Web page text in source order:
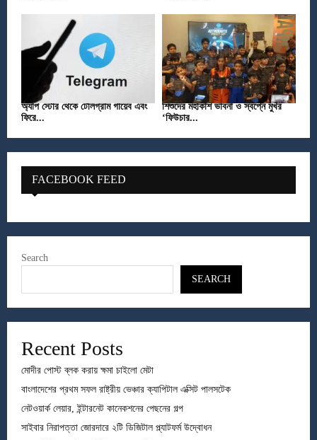
অ্যাপ স্টোর থেকে টেলিগ্রাম গায়েব এবং
ফিরে...
শিশুদের মহাকাশ ভাবনা ও স্বপ্নে মুখর
‘ফিউচার...
FACEBOOK FEED
Search
SEARCH
Recent Posts
মোদীর পোস্ট ব্লক করায় ক্ষমা চাইলো মেটা
বাংলাদেশের প্রথম সফল রাষ্ট্রীয় ভেঞ্চার ক্যাপিটাল এক্সিট পালসটেক
নেটওয়ার্ক লেয়ার, ইন্টারনেট কানেকশনের পেছনের গল্প
সাইবার নিরাপত্তা জোরদারে ২টি ডিজিটাল প্ল্যাটফর্ম উদ্বোধন